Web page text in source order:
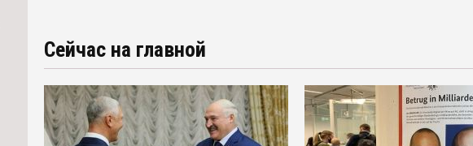
Сейчас на главной